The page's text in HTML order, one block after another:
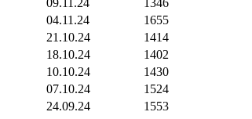
09.11.24
1346
04.11.24
1655
21.10.24
1414
18.10.24
1402
10.10.24
1430
07.10.24
1524
24.09.24
1553